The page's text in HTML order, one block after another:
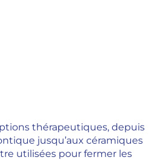
thérapeutiques, depuis
jusqu’aux céramiques
utilisées pour fermer les